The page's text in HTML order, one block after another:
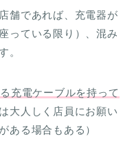
舗であれば、充電器が
っている限り）、混み
。
充電ケーブルを持って
大人しく店員にお願い
ある場合もある）